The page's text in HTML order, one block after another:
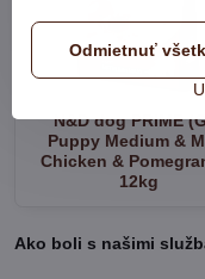
N&D dog PRIME
Puppy Medium &
Chicken &
12kg
Ako boli s našimi
Odmietnuť